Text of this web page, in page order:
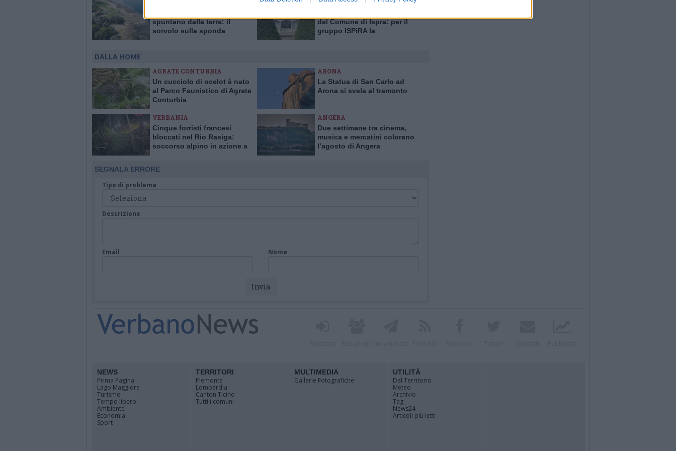
spuntano dalla terra: il
sorvolo sulla sponda
ISPRA
del Comune di Ispra: per il
gruppo ISPiRA la
DALLA HOME
AGRATE CONTURBIA
Un cucciolo di ocelot è nato
al Parco Faunistico di Agrate
Conturbia
ARONA
La Statua di San Carlo ad
Arona si svela al tramonto
VERBANIA
Cinque forristi francesi
bloccati nel Rio Rasiga:
soccorso alpino in azione a
ANGERA
Due settimane tra cinema,
musica e mercatini colorano
l’agosto di Angera
SEGNALA ERRORE
Tipo di problema
Descrizione
Email Nome
NEWS
Prima Pagina
Lago Maggiore
Turismo
Tempo libero
Ambiente
Economia
Sport
TERRITORI
Piemonte
Lombardia
Canton Ticino
Tutti i comuni
MULTIMEDIA
Gallerie Fotografiche
UTILITÀ
Dal Territorio
Meteo
Archivio
Tag
News24
Articoli più letti